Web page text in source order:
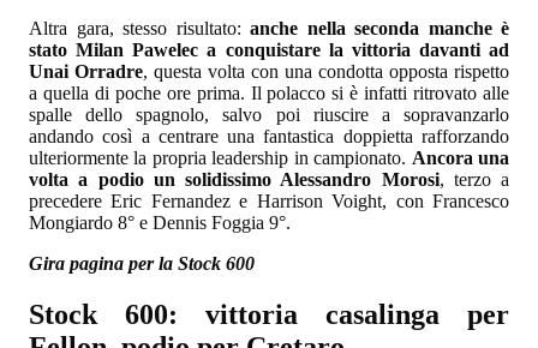
Altra gara, stesso risultato: anche nella seconda manche è
stato Milan Pawelec a conquistare la vittoria davanti ad
Unai Orradre, questa volta con una condotta opposta rispetto
a quella di poche ore prima. Il polacco si è infatti ritrovato alle
spalle dello spagnolo, salvo poi riuscire a sopravanzarlo
andando così a centrare una fantastica doppietta rafforzando
ulteriormente la propria leadership in campionato. Ancora una
volta a podio un solidissimo Alessandro Morosi, terzo a
precedere Eric Fernandez e Harrison Voight, con Francesco
Mongiardo 8° e Dennis Foggia 9°.
Gira pagina per la Stock 600
Stock 600: vittoria casalinga per